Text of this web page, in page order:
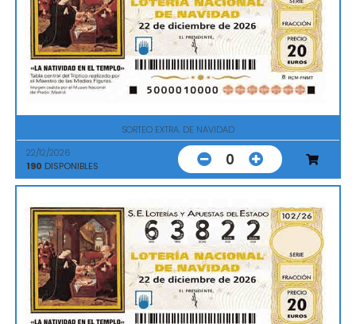
SORTEO EXTRA. DE NAVIDAD
22/12/2026
190 DISPONIBLES 0